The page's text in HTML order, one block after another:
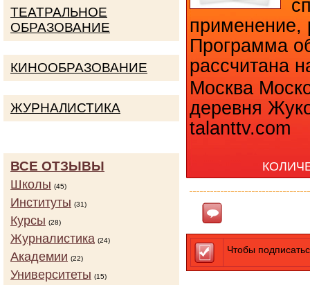
применение,
Программа
рассчитана
Москва
деревня
talanttv.com
Чтобы
ТЕАТРАЛЬНОЕ
ОБРАЗОВАНИЕ
КИНООБРАЗОВАНИЕ
ЖУРНАЛИСТИКА
ВСЕ ОТЗЫВЫ
Школы (45)
Институты (31)
Курсы (28)
Журналистика (24)
Академии (22)
Университеты (15)